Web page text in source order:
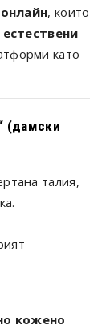
, които
като
(дамски
талия,
кожено